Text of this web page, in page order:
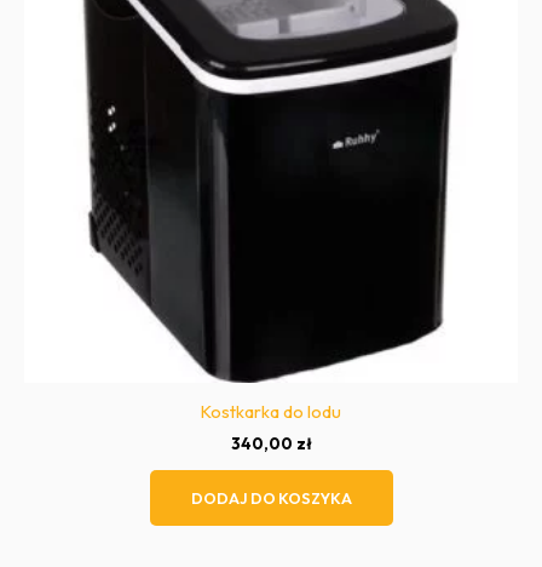
Kostkarka do lodu
340,00 zł
DODAJ DO KOSZYKA